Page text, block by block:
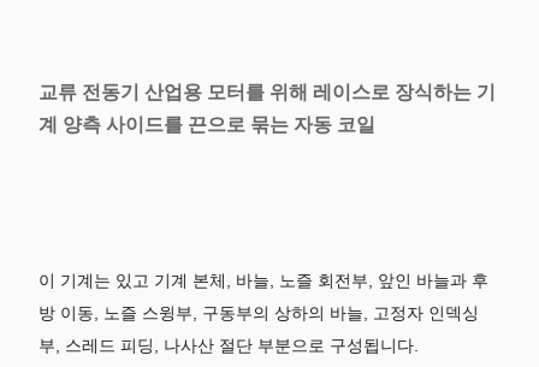
교류 전동기 산업용 모터를 위해 레이스로 장식하는 기
계 양측 사이드를 끈으로 묶는 자동 코일
이 기계는 있고 기계 본체, 바늘, 노즐 회전부, 앞인 바늘과 후
방 이동, 노즐 스윙부, 구동부의 상하의 바늘, 고정자 인덱싱
부, 스레드 피딩, 나사산 절단 부분으로 구성됩니다.